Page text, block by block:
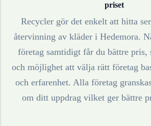
priset
Recycler gör det enkelt att hitta
återvinning av kläderi Hedemora.
företag samtidigt får du bättre pris,
och möjlighet att välja rätt företag
och erfarenhet. Alla företag
om ditt uppdrag vilket ger bättre